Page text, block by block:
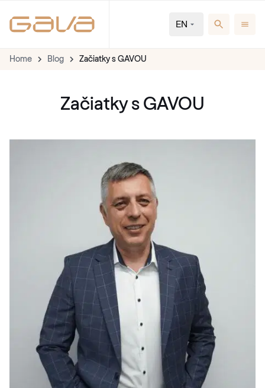
EN
Home Blog Začiatky s GAVOU
Začiatky s GAVOU